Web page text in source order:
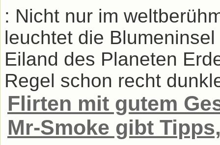
: Nicht nur im
leuchtet die
Eiland des Planeten
Regel schon recht
Flirten mit gutem
Mr-Smoke gibt